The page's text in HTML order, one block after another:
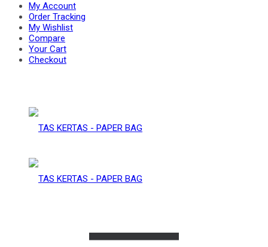
BAG
PAPER
BAG
My Account
Order Tracking
My Wishlist
Compare
Your Cart
Checkout